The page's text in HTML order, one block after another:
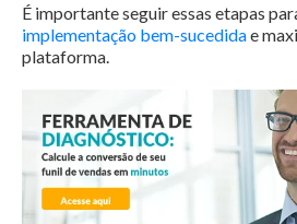
É importante seguir essas etapas
implementação bem-sucedidae
plataforma.